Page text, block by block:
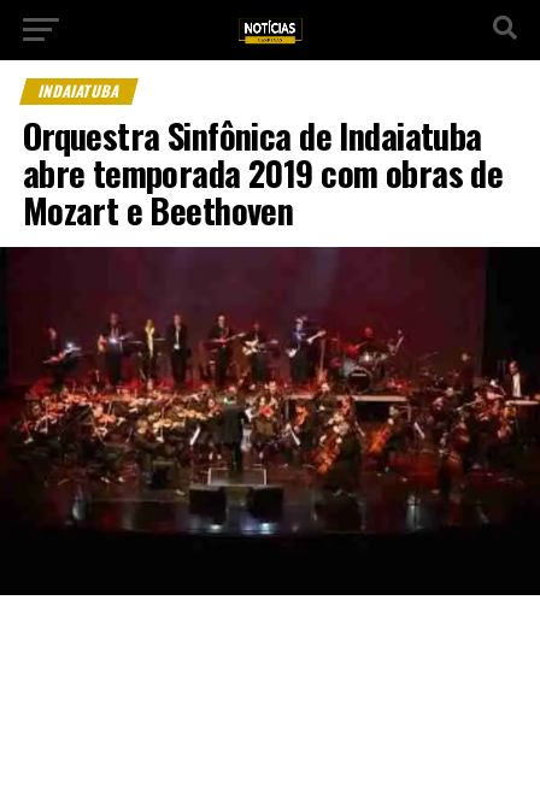
INDAIATUBA
Orquestra Sinfônica de Indaiatuba
abre temporada 2019 com obras de
Mozart e Beethoven